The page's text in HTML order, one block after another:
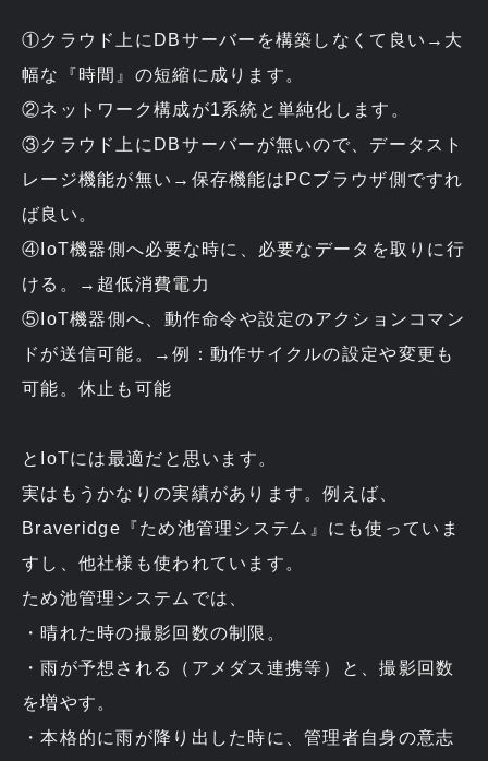
①クラウド上にDBサーバーを構築しなくて良い→大
幅な『時間』の短縮に成ります。
②ネットワーク構成が1系統と単純化します。
③クラウド上にDBサーバーが無いので、データスト
レージ機能が無い→保存機能はPCブラウザ側ですれ
ば良い。
④IoT機器側へ必要な時に、必要なデータを取りに行
ける。→超低消費電力
⑤IoT機器側へ、動作命令や設定のアクションコマン
ドが送信可能。→例：動作サイクルの設定や変更も
可能。休止も可能
とIoTには最適だと思います。
実はもうかなりの実績があります。例えば、
Braveridge『ため池管理システム』にも使っていま
すし、他社様も使われています。
ため池管理システムでは、
・晴れた時の撮影回数の制限。
・雨が予想される（アメダス連携等）と、撮影回数
を増やす。
・本格的に雨が降り出した時に、管理者自身の意志